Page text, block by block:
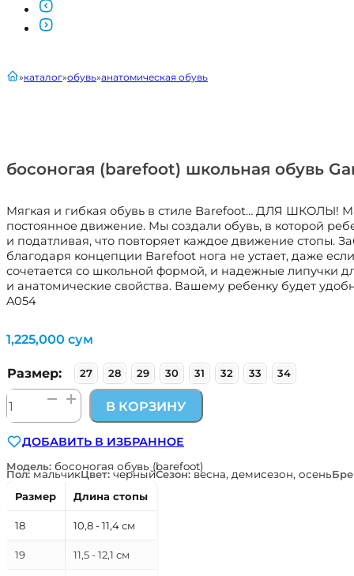
босоногая (barefoot) школьная обувь
Мягкая и гибкая обувь в стиле Barefoot… ДЛЯ ШКОЛЫ!
постоянное движение. Мы создали обувь, в которой
и податливая, что повторяет каждое движение стопы.
благодаря концепции Barefoot нога не устает, даже
сочетается со школьной формой, и надежные липучки
и анатомические свойства. Вашему ребенку будет
A054
главнаякаталог обувь анатомическая обувь
1,225,000 сум
Размер: 27 28 29 30 31 32 33 34
Количество
товара
(barefoot)
школьная
обувь
Garvalin
Испания
251505-
A054
В КОРЗИНУ
ДОБАВИТЬ В ИЗБРАННОЕ
Модель: босоногая обувь (barefoot)
Пол:мальчикЦвет:черныйСезон:весна, демисезон, осень
Размер
Длина стопы
18 10,8 - 11,4 см
19 11,5 - 12,1 см